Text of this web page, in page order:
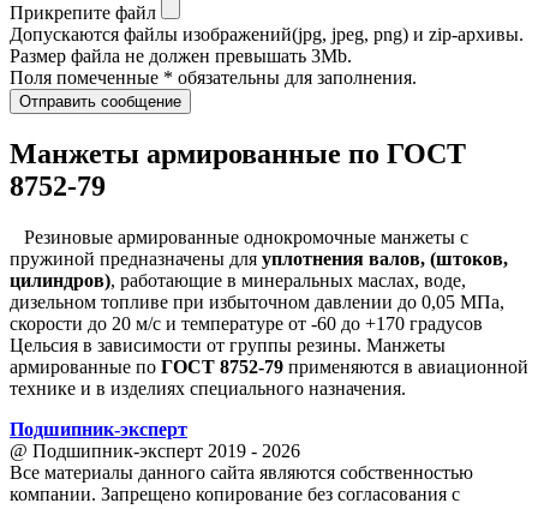
Прикрепите файл
Допускаются файлы изображений(jpg, jpeg, png) и zip-архивы.
Размер файла не должен превышать 3Mb.
Поля помеченные * обязательны для заполнения.
Отправить сообщение
Манжеты армированные по ГОСТ
8752-79
Резиновые армированные однокромочные манжеты с
пружиной предназначены для уплотнения валов, (штоков,
цилиндров), работающие в минеральных маслах, воде,
дизельном топливе при избыточном давлении до 0,05 МПа,
скорости до 20 м/с и температуре от -60 до +170 градусов
Цельсия в зависимости от группы резины. Манжеты
армированные по ГОСТ 8752-79 применяются в авиационной
технике и в изделиях специального назначения.
Подшипник-эксперт
@ Подшипник-эксперт 2019 - 2026
Все материалы данного сайта являются собственностью
компании. Запрещено копирование без согласования с